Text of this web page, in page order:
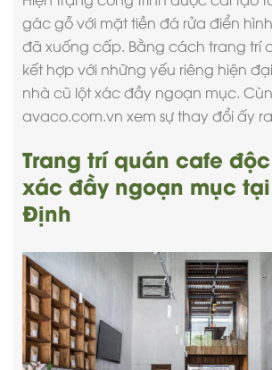
gác gỗ với mặt tiền đá rửa điển
đã xuống cấp. Bằng cách trang trí
kết hợp với những yếu riêng hiện
nhà cũ lột xác đầy ngoạn mục.
avaco.com.vn xem sự thay đổi ấy
Trang trí quán cafe
xác đầy ngoạn mục
Định